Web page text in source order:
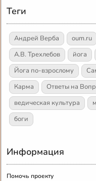
Теги
Андрей Верба oum.ru
А.В. Трехлебов
йога
Йога по-взрослому
Карма
Ответы на
ведическая культура
боги
Информация
Помочь проекту